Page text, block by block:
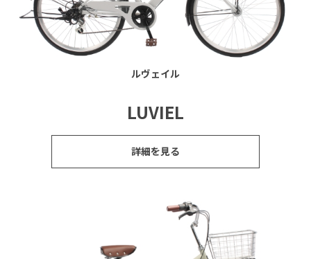
ルヴェイル
LUVIEL
詳細を見る